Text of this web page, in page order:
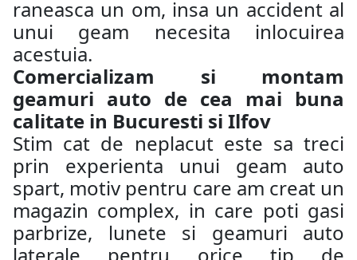
raneasca un om, insa un accident al
unui geam necesita inlocuirea
acestuia.
Comercializam si montam
geamuri auto de cea mai buna
calitate in Bucuresti si Ilfov
Stim cat de neplacut este sa treci
prin experienta unui geam auto
spart, motiv pentru care am creat un
magazin complex, in care poti gasi
parbrize, lunete si geamuri auto